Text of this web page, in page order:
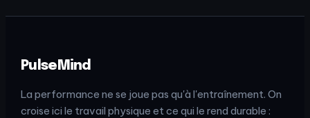
PulseMind
La performance ne se joue pas qu'à l'entraînement. On
croise ici le travail physique et ce qui le rend durable :